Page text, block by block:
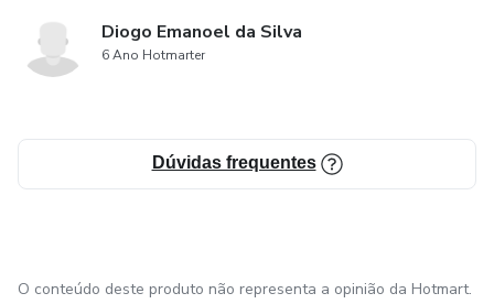
Diogo Emanoel da Silva
6 Ano Hotmarter
Dúvidas frequentes
O conteúdo deste produto não representa a opinião da Hotmart.